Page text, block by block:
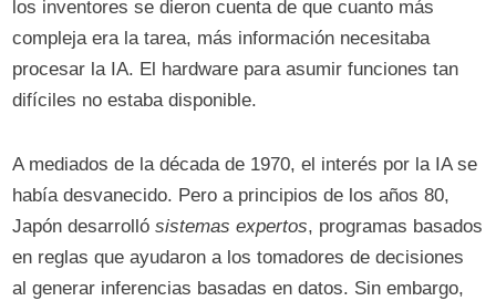
los inventores se dieron cuenta de que cuanto más
compleja era la tarea, más información necesitaba
procesar la IA. El hardware para asumir funciones tan
difíciles no estaba disponible.
A mediados de la década de 1970, el interés por la IA se
había desvanecido. Pero a principios de los años 80,
Japón desarrollósistemas expertos, programas basados
​​en reglas que ayudaron a los tomadores de decisiones
al generar inferencias basadas en datos. Sin embargo,